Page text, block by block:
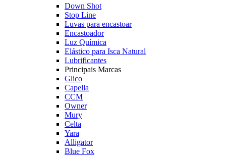
Down Shot
Stop Line
Luvas para encastoar
Encastoador
Luz Química
Elástico para Isca Natural
Lubrificantes
Principais Marcas
Glico
Capella
CCM
Owner
Mury
Celta
Yara
Alligator
Blue Fox